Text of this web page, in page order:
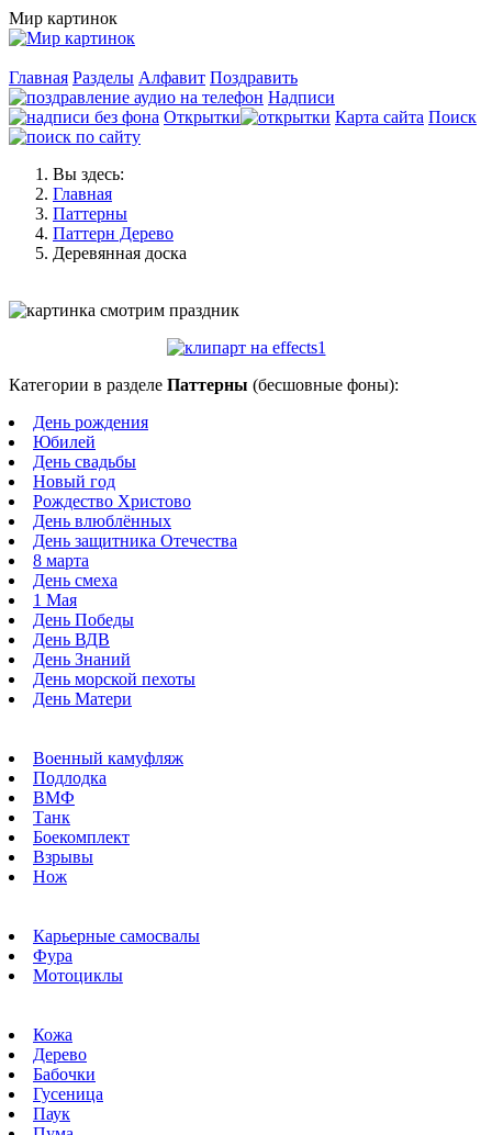
Мир картинок
Главная Разделы Алфавит Поздравить
Надписи
Открытки
Карта сайта Поиск
Вы здесь:
Главная
Паттерны
Паттерн Дерево
Деревянная доска
Категории в разделе Паттерны (бесшовные фоны):
День рождения
Юбилей
День свадьбы
Новый год
Рождество Христово
День влюблённых
День защитника Отечества
8 марта
День смеха
1 Мая
День Победы
День ВДВ
День Знаний
День морской пехоты
День Матери
Военный камуфляж
Подлодка
ВМФ
Танк
Боекомплект
Взрывы
Нож
Карьерные самосвалы
Фура
Мотоциклы
Кожа
Дерево
Бабочки
Гусеница
Паук